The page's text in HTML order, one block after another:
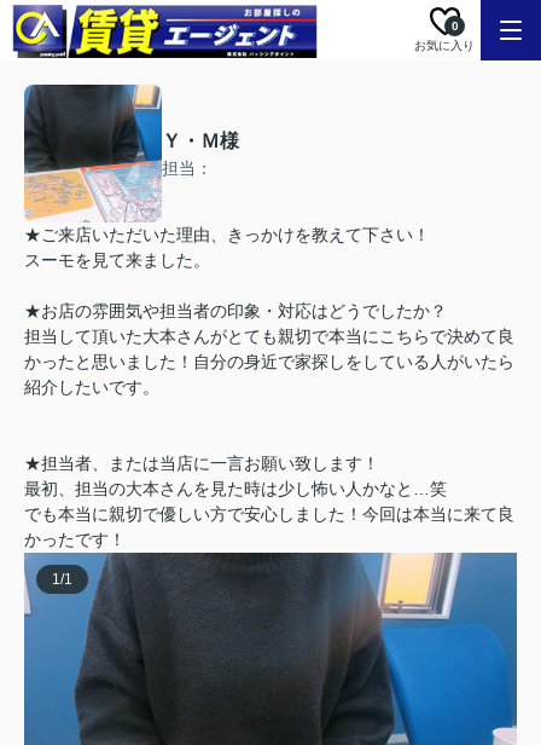
お気に入り
0
Ｙ・Ｍ様
担当：
★ご来店いただいた理由、きっかけを教えて下さい！
スーモを見て来ました。
★お店の雰囲気や担当者の印象・対応はどうでしたか？
担当して頂いた大本さんがとても親切で本当にこちらで決めて良
かったと思いました！自分の身近で家探しをしている人がいたら
紹介したいです。
★担当者、または当店に一言お願い致します！
最初、担当の大本さんを見た時は少し怖い人かなと…笑
でも本当に親切で優しい方で安心しました！今回は本当に来て良
かったです！
1/1